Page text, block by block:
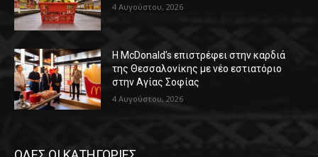
4 Αυγούστου, 2026
Η McDonald’s επιστρέφει στην καρδιά
της Θεσσαλονίκης με νέο εστιατόριο
στην Αγίας Σοφίας
4 Αυγούστου, 2026